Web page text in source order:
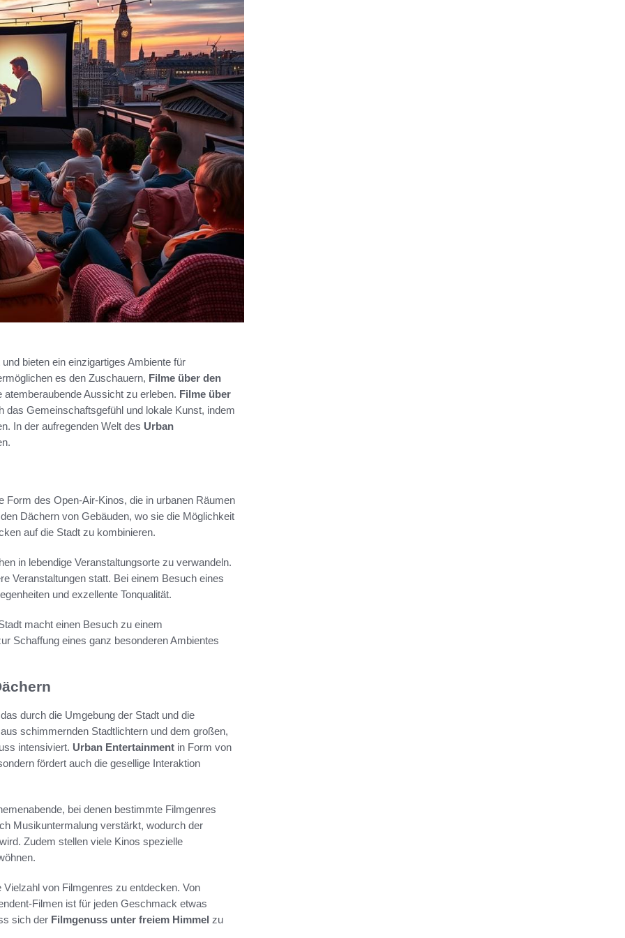
bieten ein einzigartiges Ambiente für
es den Zuschauern, Filme über den
Aussicht zu erleben. Filme über
Gemeinschaftsgefühl und lokale Kunst, indem
In der aufregenden Welt des Urban
des Open-Air-Kinos, die in urbanen Räumen
Dächern von Gebäuden, wo sie die Möglichkeit
auf die Stadt zu kombinieren.
in lebendige Veranstaltungsorte zu verwandeln.
Veranstaltungen statt. Bei einem Besuch eines
und exzellente Tonqualität.
macht einen Besuch zu einem
Schaffung eines ganz besonderen Ambientes
durch die Umgebung der Stadt und die
schimmernden Stadtlichtern und dem großen,
intensiviert. Urban Entertainment in Form von
fördert auch die gesellige Interaktion
bei denen bestimmte Filmgenres
Musikuntermalung verstärkt, wodurch der
Zudem stellen viele Kinos spezielle
von Filmgenres zu entdecken. Von
Filmen ist für jeden Geschmack etwas
sich der Filmgenuss unter freiem Himmel zu